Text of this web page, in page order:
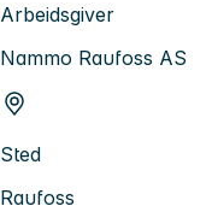
Arbeidsgiver
Nammo Raufoss AS
Sted
Raufoss